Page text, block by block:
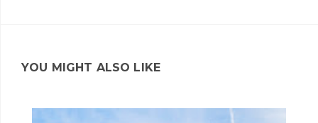
YOU MIGHT ALSO LIKE